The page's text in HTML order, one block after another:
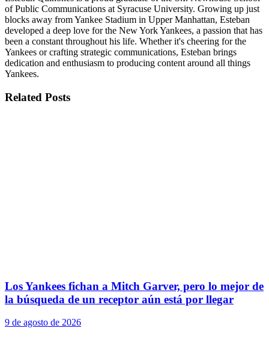
of Public Communications at Syracuse University. Growing up just
blocks away from Yankee Stadium in Upper Manhattan, Esteban
developed a deep love for the New York Yankees, a passion that has
been a constant throughout his life. Whether it's cheering for the
Yankees or crafting strategic communications, Esteban brings
dedication and enthusiasm to producing content around all things
Yankees.
Related Posts
Los Yankees fichan a Mitch Garver, pero lo mejor de
la búsqueda de un receptor aún está por llegar
9 de agosto de 2026